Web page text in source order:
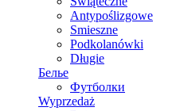
Antypoślizgowe
Smieszne
Podkolanówki
Długie
Белье
Футболки
Wyprzedaż